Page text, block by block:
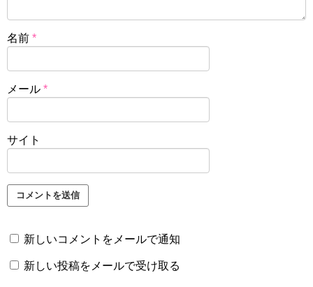
名前 *
メール *
サイト
新しいコメントをメールで通知
新しい投稿をメールで受け取る